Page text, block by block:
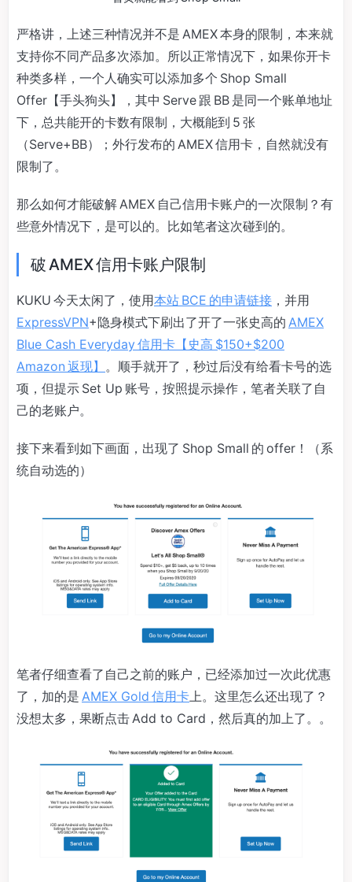
严格讲，上述三种情况并不是 AMEX 本身的限制，本来就
支持你不同产品多次添加。所以正常情况下，如果你开卡
种类多样，一个人确实可以添加多个 Shop Small
Offer【手头狗头】，其中 Serve 跟 BB 是同一个账单地址
下，总共能开的卡数有限制，大概能到 5 张
（Serve+BB）；外行发布的 AMEX 信用卡，自然就没有
限制了。
那么如何才能破解 AMEX 自己信用卡账户的一次限制？有
些意外情况下，是可以的。比如笔者这次碰到的。
破 AMEX 信用卡账户限制
KUKU 今天太闲了，使用本站 BCE 的申请链接 ，并用
ExpressVPN+隐身模式下刷出了开了一张史高的 AMEX
Blue Cash Everyday 信用卡【史高 $150+$200
Amazon 返现】 。顺手就开了，秒过后没有给看卡号的选
项，但提示 Set Up 账号，按照提示操作，笔者关联了自
己的老账户。
接下来看到如下画面，出现了 Shop Small 的 offer！（系
统自动选的）
笔者仔细查看了自己之前的账户，已经添加过一次此优惠
了，加的是 AMEX Gold 信用卡 上。这里怎么还出现了？
没想太多，果断点击 Add to Card，然后真的加上了。。